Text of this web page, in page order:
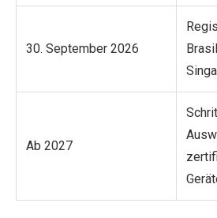
30. September 2026
Ab 2027